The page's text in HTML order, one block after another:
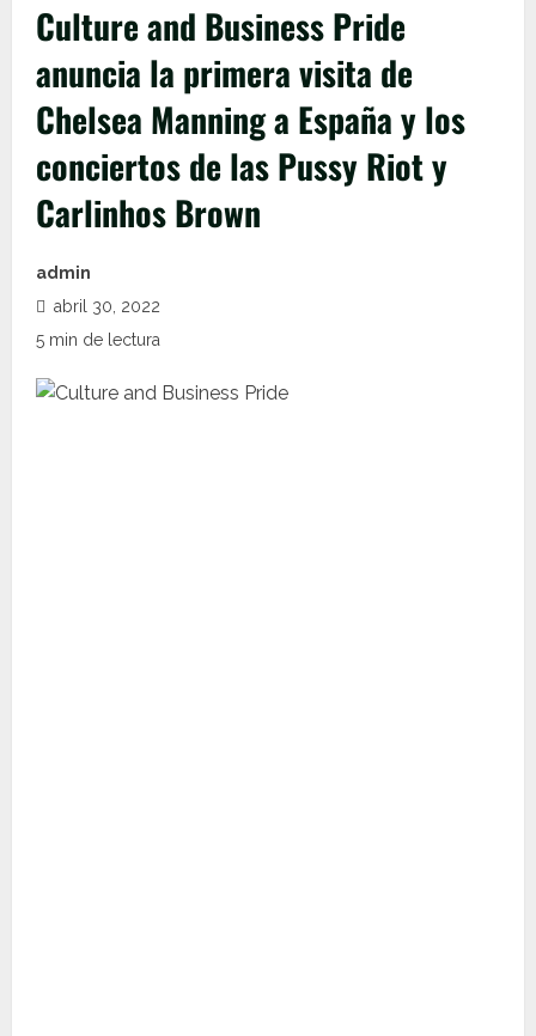
Culture and Business Pride
anuncia la primera visita de
Chelsea Manning a España y los
conciertos de las Pussy Riot y
Carlinhos Brown
admin
abril 30, 2022
5 min de lectura